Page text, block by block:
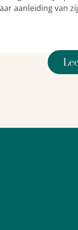
aanleiding van